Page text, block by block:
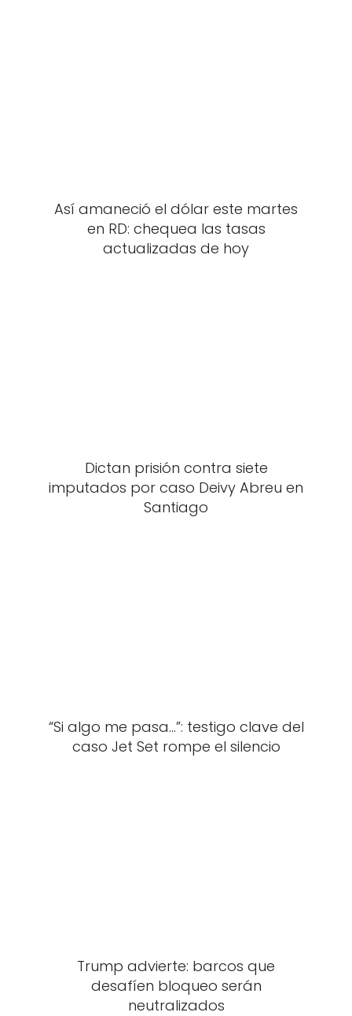
Así amaneció el dólar este martes
en RD: chequea las tasas
actualizadas de hoy
Dictan prisión contra siete
imputados por caso Deivy Abreu en
Santiago
“Si algo me pasa…”: testigo clave del
caso Jet Set rompe el silencio
Trump advierte: barcos que
desafíen bloqueo serán
neutralizados